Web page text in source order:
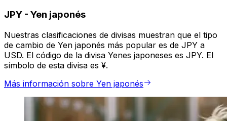
JPY - Yen japonés
Nuestras clasificaciones de divisas muestran que el tipo
de cambio de Yen japonés más popular es de JPY a
USD. El código de la divisa Yenes japoneses es JPY. El
símbolo de esta divisa es ¥.
Más información sobre Yen japonés